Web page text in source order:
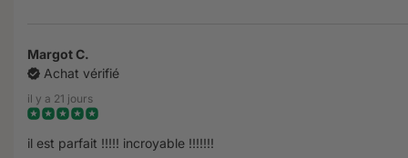
Margot C.
Achat vérifié
il y a 21 jours
il est parfait !!!!! incroyable !!!!!!!